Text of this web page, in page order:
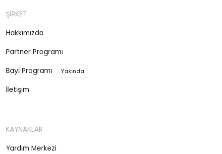
ŞİRKET
Hakkımızda
Partner Programı
Bayi Programı
Yakında
İletişim
KAYNAKLAR
Yardım Merkezi